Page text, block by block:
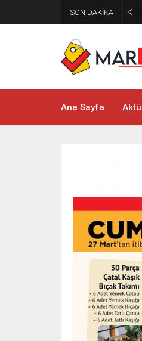
SON DAKİKA
Ana Sayfa